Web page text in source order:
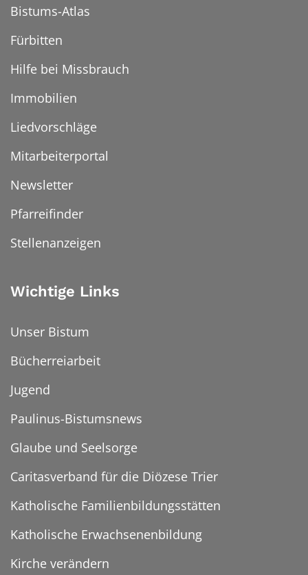
Bistums-Atlas
Fürbitten
Hilfe bei Missbrauch
Immobilien
Liedvorschläge
Mitarbeiterportal
Newsletter
Pfarreifinder
Stellenanzeigen
Wichtige Links
Unser Bistum
Bücherreiarbeit
Jugend
Paulinus-Bistumsnews
Glaube und Seelsorge
Caritasverband für die Diözese Trier
Katholische Familienbildungsstätten
Katholische Erwachsenenbildung
Kirche verändern